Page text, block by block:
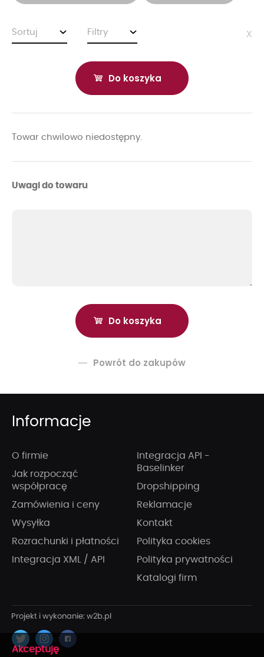
Sortuj Filtry x
Do koszyka
Towar chwilowo niedostępny.
Uwagi do towaru
Powrót do zakupów
Informacje
O firmie
Jak rozpocząć
współpracę
Zamówienia i ceny
Wysyłka
Rozrachunki i płatności
Integracja XML / API
Integracja API -
Baselinker
Dropshipping
Reklamacje
Kontakt
Polityka cookies
Polityka prywatności
Katalogi firm
x